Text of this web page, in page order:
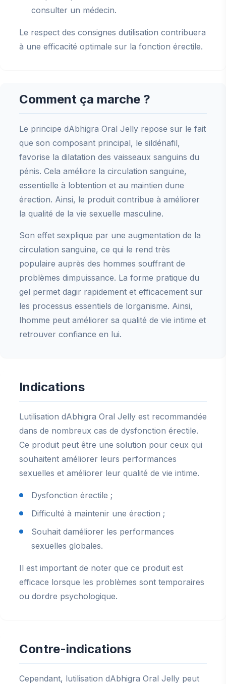
consulter un médecin.
Le respect des consignes dutilisation contribuera
à une efficacité optimale sur la fonction érectile.
Comment ça marche ?
Le principe dAbhigra Oral Jelly repose sur le fait
que son composant principal, le sildénafil,
favorise la dilatation des vaisseaux sanguins du
pénis. Cela améliore la circulation sanguine,
essentielle à lobtention et au maintien dune
érection. Ainsi, le produit contribue à améliorer
la qualité de la vie sexuelle masculine.
Son effet sexplique par une augmentation de la
circulation sanguine, ce qui le rend très
populaire auprès des hommes souffrant de
problèmes dimpuissance. La forme pratique du
gel permet dagir rapidement et efficacement sur
les processus essentiels de lorganisme. Ainsi,
lhomme peut améliorer sa qualité de vie intime et
retrouver confiance en lui.
Indications
Lutilisation dAbhigra Oral Jelly est recommandée
dans de nombreux cas de dysfonction érectile.
Ce produit peut être une solution pour ceux qui
souhaitent améliorer leurs performances
sexuelles et améliorer leur qualité de vie intime.
Dysfonction érectile ;
Difficulté à maintenir une érection ;
Souhait daméliorer les performances
sexuelles globales.
Il est important de noter que ce produit est
efficace lorsque les problèmes sont temporaires
ou dordre psychologique.
Contre-indications
Cependant, lutilisation dAbhigra Oral Jelly peut